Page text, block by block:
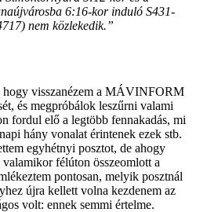
6:16-kor induló S431-
nem közlekedik.”
hogy visszanézem a MÁVINFORM
és megpróbálok leszűrni valami
fordul elő a legtöbb fennakadás, mi
hány vonalat érintenek ezek stb.
egyhétnyi posztot, de ahogy
valamikor félúton összeomlott a
pontosan, melyik posztnál
újra kellett volna kezdenem az
volt: ennek semmi értelme.